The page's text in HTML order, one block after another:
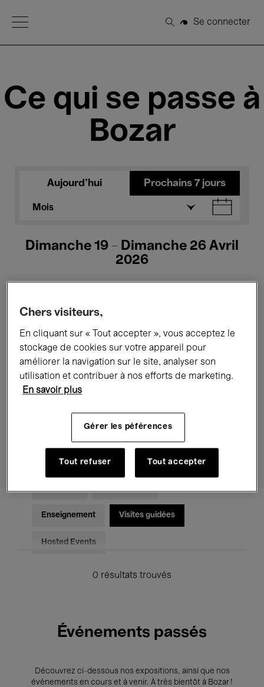
Open Menu
Rechercher
Se connecter
Ce qui se passe à
Bozar
Aujourd'hui Prochains 7 jours
Mois
Dimanche 19 - Dimanche 26 Avril
2026
Tous les événements Concerts
Expositions Films Performances
Rencontres & Débats
Musique classique Global Music
Musique électronique
Enseignement Visites guidées
Hosted Events
0 résultats trouvés
Événements passés
Découvrez ci-dessous nos expositions, ainsi que nos
événements en cours et à venir. À très bientôt à Bozar !
Chers visiteurs,
En cliquant sur « Tout accepter », vous acceptez le
stockage de cookies sur votre appareil pour
améliorer la navigation sur le site, analyser son
utilisation et contribuer à nos efforts de marketing.
En savoir plus
Gérer les péférences
Tout refuser Tout accepter